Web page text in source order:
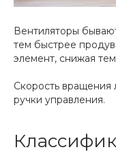
Вентиляторы
тем быстрее
элемент, снижая
Скорость вращения
ручки управления.